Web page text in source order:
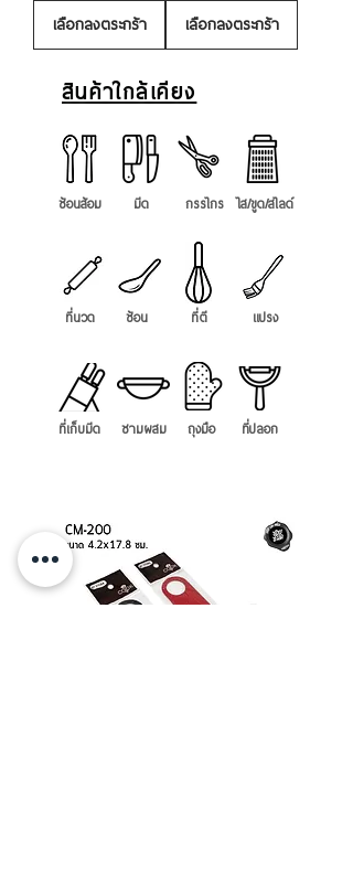
เลือกลงตระกร้า เลือกลงตระกร้า
สินค้าใกล้เคียง
ช้อนส้อม มีด กรรไกร ไส/ขูด/สไลด์
ที่นวด ช้อน ที่ตี แปรง
ที่เก็บมีด ชามผสม ถุงมือ ที่ปลอก